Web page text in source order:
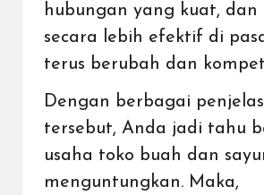
hubungan yang kuat, dan
secara lebih efektif di
terus berubah dan
Dengan berbagai
tersebut, Anda jadi tahu
usaha toko buah dan
menguntungkan. Maka,